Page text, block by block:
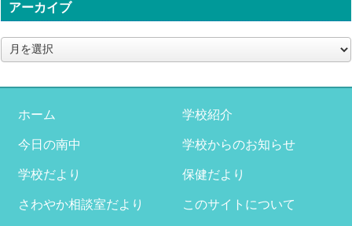
アーカイブ
ア
ー
イ
ホーム 学校紹介
今日の南中 学校からのお知らせ
学校だより 保健だより
さわやか相談室だより このサイトについて